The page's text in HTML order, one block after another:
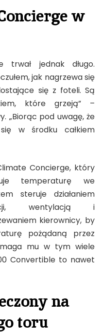
w
trwał jednak długo.
jak nagrzewa się
się z foteli. Są
które grzeją” –
„Biorąc pod uwagę, że
w środku całkiem
Concierge, który
temperaturę we
steruje działaniem
wentylacją i
kierownicy, by
pożądaną przez
mu w tym wiele
Convertible to nawet
na
toru